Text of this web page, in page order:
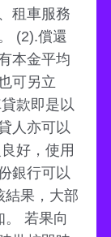
租車服務
(2).償還
本金平均
可另立
款即是以
人亦可以
好，使用
銀行可以
結果，大部
若果向